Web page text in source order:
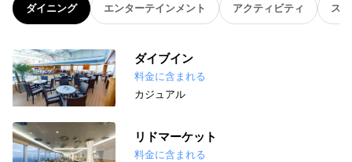
ダイニング エンターテインメント アクティビティ ス
ダイブイン
料金に含まれる
カジュアル
リドマーケット
料金に含まれる